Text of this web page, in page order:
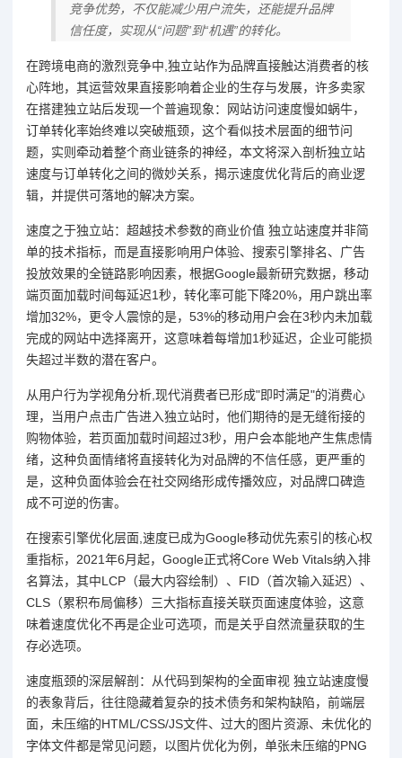
竞争优势，不仅能减少用户流失，还能提升品牌
信任度，实现从“问题”到“机遇”的转化。
在跨境电商的激烈竞争中,独立站作为品牌直接触达消费者的核
心阵地，其运营效果直接影响着企业的生存与发展，许多卖家
在搭建独立站后发现一个普遍现象：网站访问速度慢如蜗牛，
订单转化率始终难以突破瓶颈，这个看似技术层面的细节问
题，实则牵动着整个商业链条的神经，本文将深入剖析独立站
速度与订单转化之间的微妙关系，揭示速度优化背后的商业逻
辑，并提供可落地的解决方案。
速度之于独立站：超越技术参数的商业价值 独立站速度并非简
单的技术指标，而是直接影响用户体验、搜索引擎排名、广告
投放效果的全链路影响因素，根据Google最新研究数据，移动
端页面加载时间每延迟1秒，转化率可能下降20%，用户跳出率
增加32%，更令人震惊的是，53%的移动用户会在3秒内未加载
完成的网站中选择离开，这意味着每增加1秒延迟，企业可能损
失超过半数的潜在客户。
从用户行为学视角分析,现代消费者已形成"即时满足"的消费心
理，当用户点击广告进入独立站时，他们期待的是无缝衔接的
购物体验，若页面加载时间超过3秒，用户会本能地产生焦虑情
绪，这种负面情绪将直接转化为对品牌的不信任感，更严重的
是，这种负面体验会在社交网络形成传播效应，对品牌口碑造
成不可逆的伤害。
在搜索引擎优化层面,速度已成为Google移动优先索引的核心权
重指标，2021年6月起，Google正式将Core Web Vitals纳入排
名算法，其中LCP（最大内容绘制）、FID（首次输入延迟）、
CLS（累积布局偏移）三大指标直接关联页面速度体验，这意
味着速度优化不再是企业可选项，而是关乎自然流量获取的生
存必选项。
速度瓶颈的深层解剖：从代码到架构的全面审视 独立站速度慢
的表象背后，往往隐藏着复杂的技术债务和架构缺陷，前端层
面，未压缩的HTML/CSS/JS文件、过大的图片资源、未优化的
字体文件都是常见问题，以图片优化为例，单张未压缩的PNG